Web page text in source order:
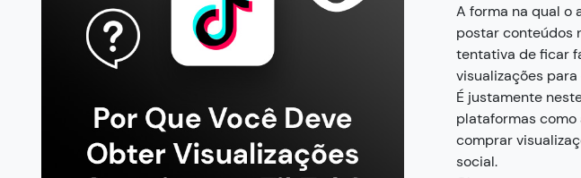
A forma na qual o
postar conteúdos
tentativa de ficar
visualizações
É justamente
plataformas
comprar
social.